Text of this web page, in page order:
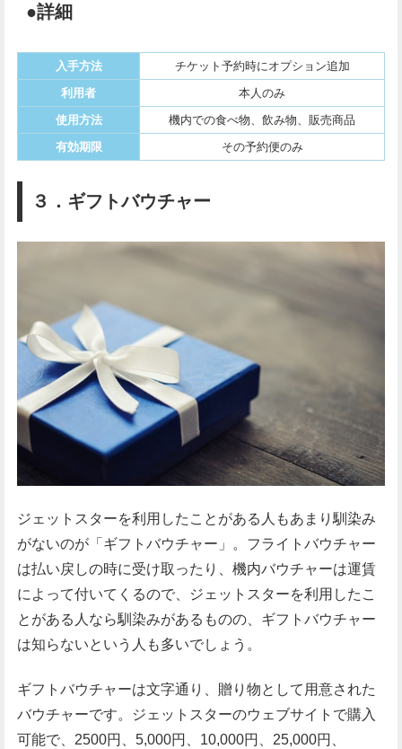
●詳細
入手方法
チケット予約時にオプション追加
利用者
本人のみ
使用方法
機内での食べ物、飲み物、販売商品
有効期限
その予約便のみ
３．ギフトバウチャー
ジェットスターを利用したことがある人もあまり馴染み
がないのが「ギフトバウチャー」。フライトバウチャー
は払い戻しの時に受け取ったり、機内バウチャーは運賃
によって付いてくるので、ジェットスターを利用したこ
とがある人なら馴染みがあるものの、ギフトバウチャー
は知らないという人も多いでしょう。
ギフトバウチャーは文字通り、贈り物として用意された
バウチャーです。ジェットスターのウェブサイトで購入
可能で、2500円、5,000円、10,000円、25,000円、